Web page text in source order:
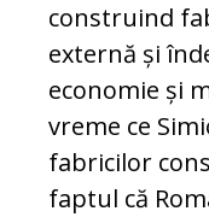
construind
externă și
economie și
vreme ce
fabricilor
faptul că